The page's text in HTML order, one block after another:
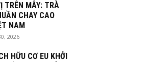
TRÊN MÂY: TRÀ
CHAY CAO
NAM
2026
HỮU CƠ EU KHỞI